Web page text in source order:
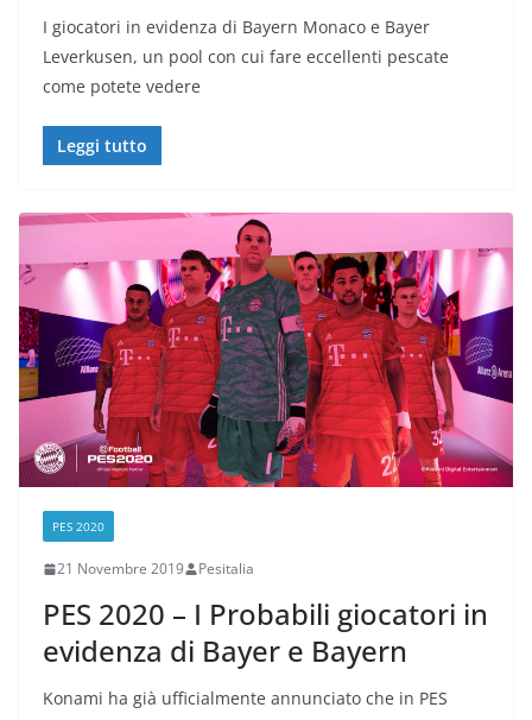
I giocatori in evidenza di Bayern Monaco e Bayer
Leverkusen, un pool con cui fare eccellenti pescate
come potete vedere
Leggi tutto
PES 2020
21 Novembre 2019 Pesitalia
PES 2020 – I Probabili giocatori in
evidenza di Bayer e Bayern
Konami ha già ufficialmente annunciato che in PES